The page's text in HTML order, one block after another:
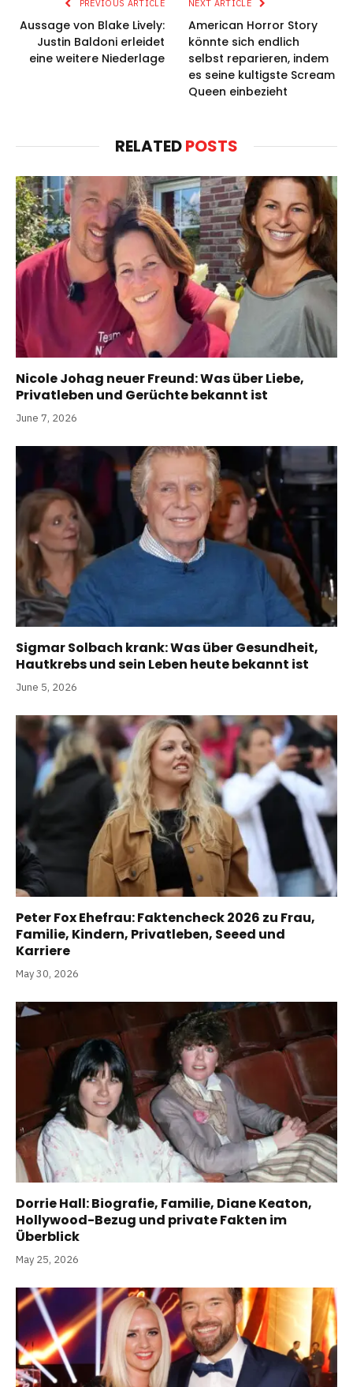
PREVIOUS ARTICLE
Aussage von Blake Lively:
Justin Baldoni erleidet
eine weitere Niederlage
NEXT ARTICLE
American Horror Story
könnte sich endlich
selbst reparieren, indem
es seine kultigste Scream
Queen einbezieht
RELATEDPOSTS
Nicole Johag neuer Freund: Was über Liebe,
Privatleben und Gerüchte bekannt ist
June 7, 2026
Sigmar Solbach krank: Was über Gesundheit,
Hautkrebs und sein Leben heute bekannt ist
June 5, 2026
Peter Fox Ehefrau: Faktencheck 2026 zu Frau,
Familie, Kindern, Privatleben, Seeed und
Karriere
May 30, 2026
Dorrie Hall: Biografie, Familie, Diane Keaton,
Hollywood-Bezug und private Fakten im
Überblick
May 25, 2026